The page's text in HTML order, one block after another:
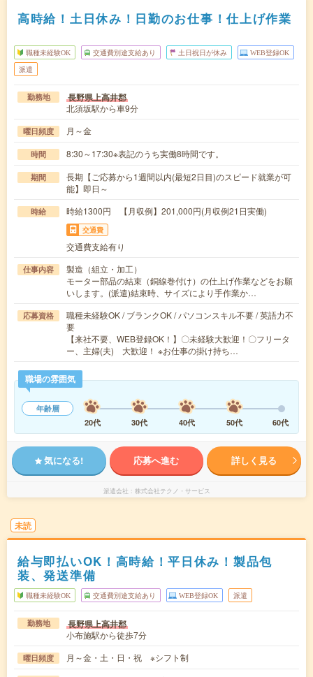
高時給！土日休み！日勤のお仕事！仕上げ作業
職種未経験OK 交通費別途支給あり 土日祝日が休み WEB登録OK
派遣
勤務地 長野県上高井郡
北須坂駅から車9分
曜日頻度 月～金
時間 8:30～17:30※表記のうち実働8時間です。
期間
長期【ご応募から1週間以内(最短2日目)のスピード就業が可
能】即日～
時給 時給1300円 【月収例】201,000円(月収例21日実働)
交通費
交通費支給有り
仕事内容
製造（組立・加工）
モーター部品の結束（銅線巻付け）の仕上げ作業などをお願
いします。(派遣)結束時、サイズにより手作業か…
応募資格
職種未経験OK / ブランクOK / パソコンスキル不要 / 英語力不
要
【来社不要、WEB登録OK！】〇未経験大歓迎！〇フリータ
ー、主婦(夫) 大歓迎！ ※お仕事の掛け持ち…
職場の雰囲気
年齢層
20代
30代 40代 50代 60代
気になる! 応募へ進む 詳しく見る
派遣会社 株式会社テクノ・サービス
未読
給与即払いOK！高時給！平日休み！製品包
装、発送準備
職種未経験OK 交通費別途支給あり WEB登録OK 派遣
勤務地 長野県上高井郡
小布施駅から徒歩7分
曜日頻度 月～金・土・日・祝 ※シフト制